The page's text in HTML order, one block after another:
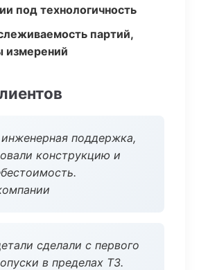
под технологичность
партий,
измерений
поддержка,
конструкцию и
сделали с первого
в пределах ТЗ.